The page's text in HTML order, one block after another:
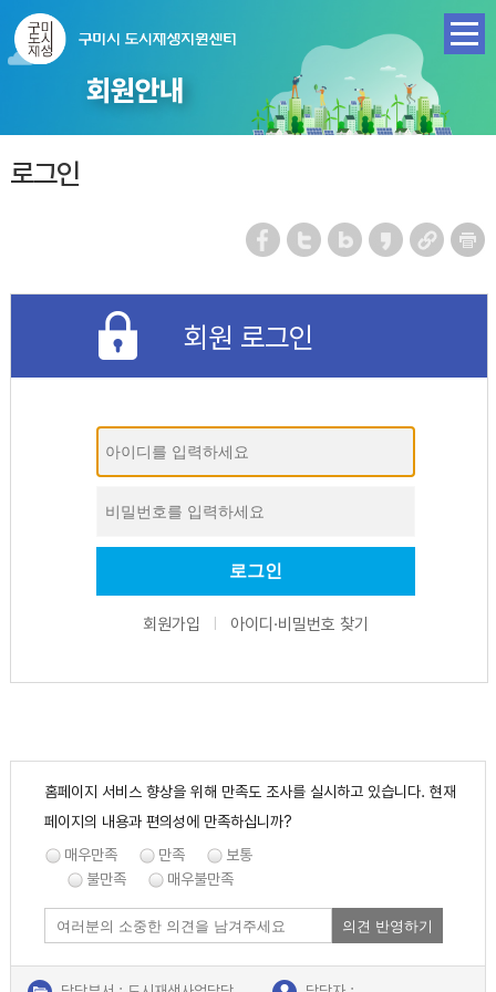
회원안내
로그인
회원 로그인
회원가입 아이디·비밀번호 찾기
홈페이지 서비스 향상을 위해 만족도 조사를 실시하고 있습니다. 현재
페이지의 내용과 편의성에 만족하십니까?
매우만족
만족
보통
불만족
매우불만족
의견 반영하기